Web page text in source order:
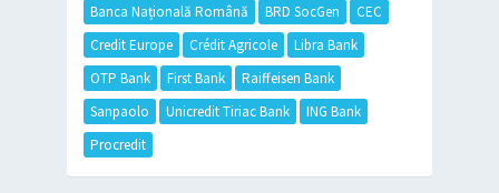
Banca Națională Română
BRD SocGen
CEC
Credit Europe
Crédit Agricole
Libra Bank
OTP Bank
First Bank
Raiffeisen Bank
Sanpaolo
Unicredit Tiriac Bank
ING Bank
Procredit